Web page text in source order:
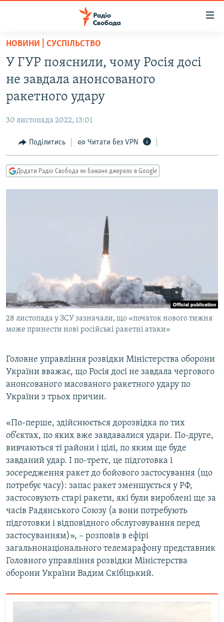
Перейти
основного
матеріалу
до
основної
Перейти
до
пошуку
ЕКОНОМІКА
СУСПІЛЬСТВО
РОСІЙСЬКА «ФІЛЬТРАЦІЯ»
ДОНБАС.РЕАЛІЇ
ТИ ЯК?
ПОДКАСТИ
КРИМ РЕАЛІЇ
РУС
КТАТ
Усі сайти RFE/RL
НОВИНИ | СУСПІЛЬСТВО
У ГУР пояснили, чому Росія досі
не завдала анонсованого
ракетного удару
30 листопада 2022, 13:01
Поділитись Читати без VPN
Додати Радіо Свобода як бажане джерело в Google
28 листопада у ЗСУ зазначали, що «початок нового тижня
може принести нові російські ракетні атаки»
Головне управління розвідки Міністерства оборони
України вважає, що Росія досі не завдала чергового
анонсованого масованого ракетного удару по
України з трьох причин.
«По-перше, здійснюється дорозвідка по тих
об’єктах, по яких вже завдавалися удари. По-друге,
вивчаються ті райони і цілі, по яким ще буде
завданий удар. І по-третє, це підготовка і
зосередження ракет до бойового застосування (що
потребує часу): запас ракет зменшується у РФ,
застосовують старі ракети, які були вироблені ще за
часів Радянського Союзу (а вони потребують
підготовки і відповідного обслуговування перед
застосуванням)», – розповів в ефірі
загальнонаціонального телемарафону представник
Головного управління розвідки Міністерства
оборони України Вадим Скібіцький.